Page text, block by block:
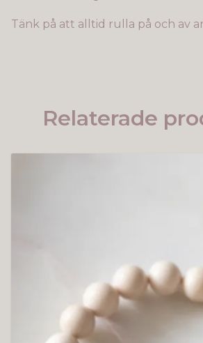
Tänk på att alltid rulla på och av
Relaterade